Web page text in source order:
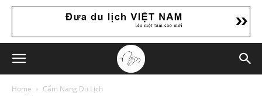
Home Cẩm Nang Du Lịch